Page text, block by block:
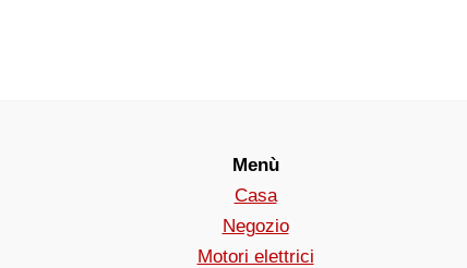
Menù
Casa
Negozio
Motori elettrici